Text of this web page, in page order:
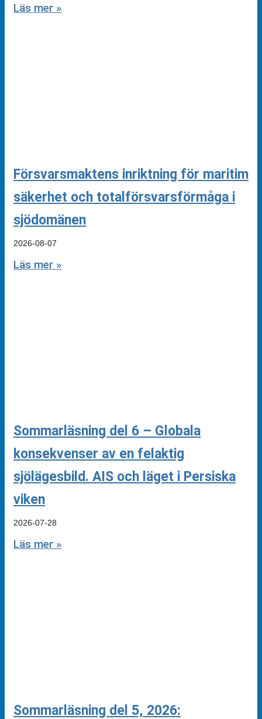
Läs mer »
Försvarsmaktens inriktning för maritim
säkerhet och totalförsvarsförmåga i
sjödomänen
2026-08-07
Läs mer »
Sommarläsning del 6 – Globala
konsekvenser av en felaktig
sjölägesbild. AIS och läget i Persiska
viken
2026-07-28
Läs mer »
Sommarläsning del 5, 2026: